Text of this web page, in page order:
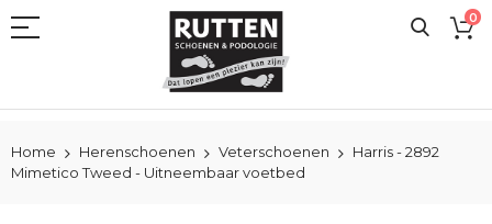
naar
0
Home Herenschoenen Veterschoenen
Harris - 2892
Mimetico Tweed - Uitneembaar voetbed